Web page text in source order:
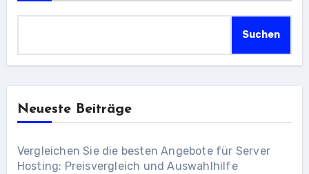
Suchen
Neueste Beiträge
Vergleichen Sie die besten Angebote für Server
Hosting: Preisvergleich und Auswahlhilfe